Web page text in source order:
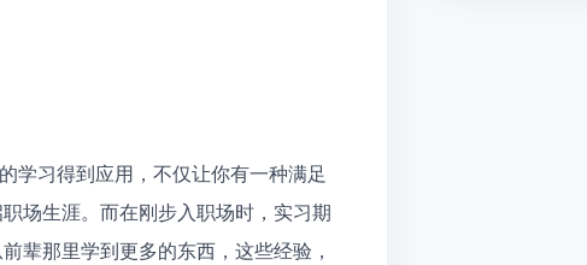
场生涯。而在刚步入职场时，实习期
辈那里学到更多的东西，这些经验，